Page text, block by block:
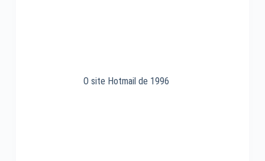
O site Hotmail de 1996